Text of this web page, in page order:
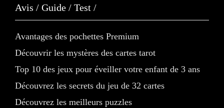
Avis / Guide / Test /
Avantages des pochettes Premium
Découvrir les mystères des cartes tarot
Top 10 des jeux pour éveiller votre enfant de 3 ans
Découvrez les secrets du jeu de 32 cartes
Découvrez les meilleurs puzzles